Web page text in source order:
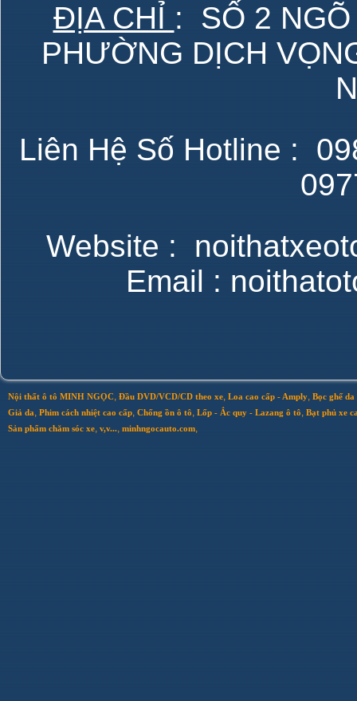
ĐỊA CHỈ : SỐ 2 NGÕ
PHƯỜNG DỊCH
Liên Hệ Số Hotline :
Website :
Email :
Nội thất ô tô MINH NGỌC, Đầu DVD/VCD/CD theo xe, Loa cao cấp - Amply, Bọc ghế
Giả da, Phim cách nhiệt cao cấp, Chống ồn ô tô, Lốp - Ắc quy - Lazang ô tô, Bạt phủ xe
Sản phẩm chăm sóc xe, v,v..., minhngocauto.com,